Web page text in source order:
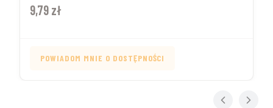
Cena
9,79 zł
POWIADOM MNIE O DOSTĘPNOŚCI